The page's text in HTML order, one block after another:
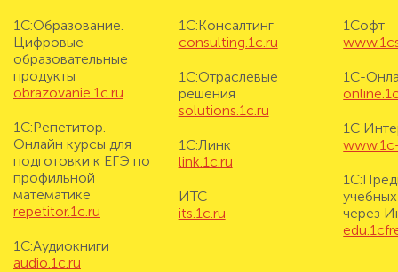
1С:Образование.
Цифровые
образовательные
продукты
obrazovanie.1c.ru
1С:Репетитор.
Онлайн курсы для
подготовки к ЕГЭ по
профильной
математике
repetitor.1c.ru
1С:Аудиокниги
audio.1c.ru
1С:Консалтинг
consulting.1c.ru
1С:Отраслевые
решения
solutions.1c.ru
1С:Линк
link.1c.ru
ИТС
its.1c.ru
1Софт
1С-
1С
через